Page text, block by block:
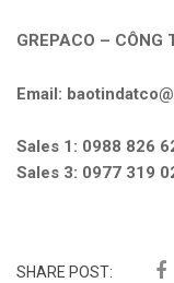
GREPACO – CÔNG
Email:
Sales 1: 0988 826
Sales 3: 0977 319
SHARE POST: